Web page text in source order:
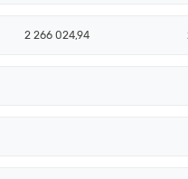
2 266 024,94